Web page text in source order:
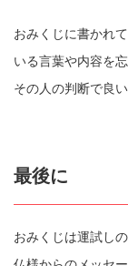
おみくじに書かれ
いる言葉や内容を
その人の判断で良い
最後に
おみくじは運試し